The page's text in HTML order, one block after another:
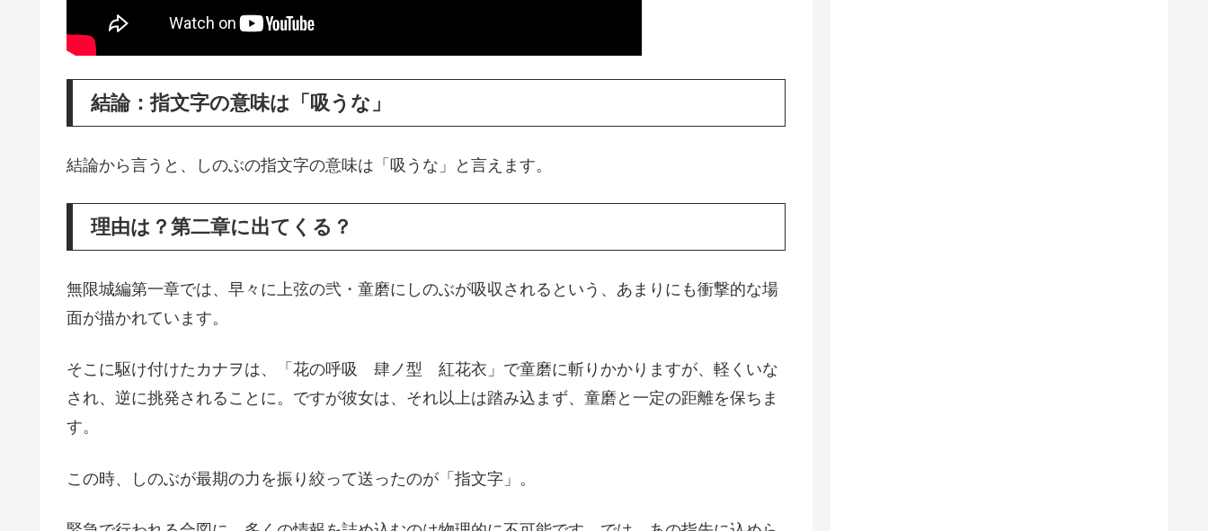
結論：指文字の意味は「吸うな」
結論から言うと、しのぶの指文字の意味は「吸うな」と言えます。
理由は？第二章に出てくる？
無限城編第一章では、早々に上弦の弐・童磨にしのぶが吸収されるという、あまりにも衝撃的な場
面が描かれています。
そこに駆け付けたカナヲは、「花の呼吸 肆ノ型 紅花衣」で童磨に斬りかかりますが、軽くいな
され、逆に挑発されることに。ですが彼女は、それ以上は踏み込まず、童磨と一定の距離を保ちま
す。
この時、しのぶが最期の力を振り絞って送ったのが「指文字」。